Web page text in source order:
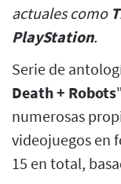
actuales como
PlayStation.
Serie de
Death + Robots
numerosas
videojuegos en
15 en total,